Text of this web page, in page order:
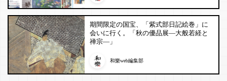
期間限定の国宝、「紫式部日記絵巻」に
会いに行く。「秋の優品展―大般若経と
禅宗―」
和樂web編集部